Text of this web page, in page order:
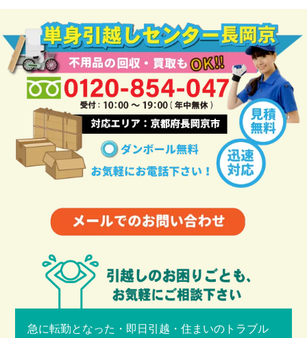
急に転勤となった・即日引越・住まいのトラブル